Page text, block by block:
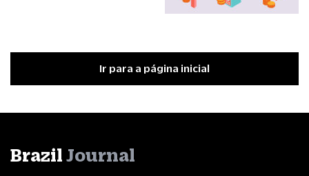
Ir para a página inicial
Brazil Journal